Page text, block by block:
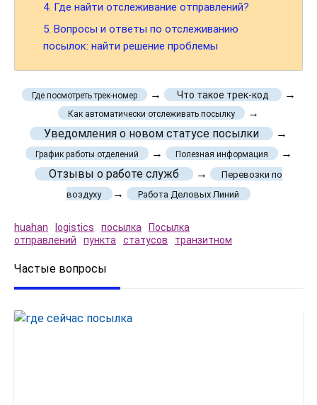
4. Где найти отслеживание отправлений?
5. Вопросы и ответы по отслеживанию
посылок: найти решение проблемы
Где посмотреть трек-номер → Что такое трек-код →
Как автоматически отслеживать посылку
→
Уведомления о новом статусе посылки
→
График работы отделений → Полезная информация
→
Отзывы о работе служб
→
Перевозки по
воздуху
→ Работа Деловых Линий
huahan logistics посылка
Посылка
отправлений
пункта статусов транзитном
Частые вопросы